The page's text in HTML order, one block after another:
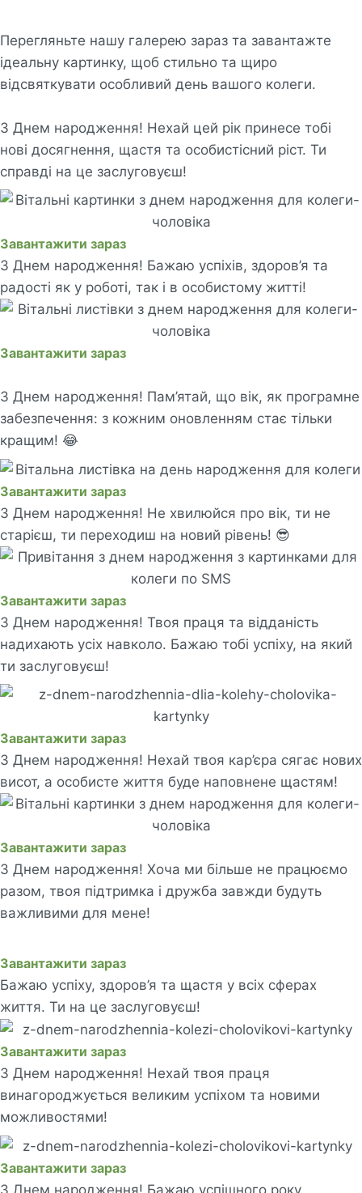
Перегляньте нашу галерею зараз та завантажте
ідеальну картинку, щоб стильно та щиро
відсвяткувати особливий день вашого колеги.
З Днем народження! Нехай цей рік принесе тобі
нові досягнення, щастя та особистісний ріст. Ти
справді на це заслуговуєш!
Завантажити зараз
З Днем народження! Бажаю успіхів, здоров’я та
радості як у роботі, так і в особистому житті!
Завантажити зараз
З Днем народження! Пам’ятай, що вік, як програмне
забезпечення: з кожним оновленням стає тільки
кращим! 😂
Завантажити зараз
З Днем народження! Не хвилюйся про вік, ти не
старієш, ти переходиш на новий рівень! 😎
Завантажити зараз
З Днем народження! Твоя праця та відданість
надихають усіх навколо. Бажаю тобі успіху, на який
ти заслуговуєш!
Завантажити зараз
З Днем народження! Нехай твоя кар’єра сягає нових
висот, а особисте життя буде наповнене щастям!
Завантажити зараз
З Днем народження! Хоча ми більше не працюємо
разом, твоя підтримка і дружба завжди будуть
важливими для мене!
Завантажити зараз
Бажаю успіху, здоров’я та щастя у всіх сферах
життя. Ти на це заслуговуєш!
Завантажити зараз
З Днем народження! Нехай твоя праця
винагороджується великим успіхом та новими
можливостями!
Завантажити зараз
З Днем народження! Бажаю успішного року,